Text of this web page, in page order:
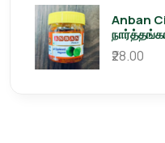
Anban
₹28.00